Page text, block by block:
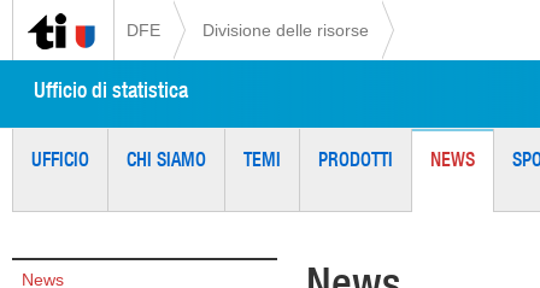
DFE Divisione delle risorse
Ufficio di statistica
UFFICIO CHI SIAMO TEMI PRODOTTI NEWS
News